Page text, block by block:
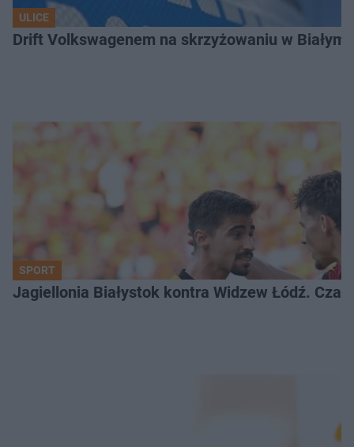
ULICE
Drift Volkswagenem na skrzyżowaniu w
SPORT
Jagiellonia Białystok kontra Widzew Łódź.